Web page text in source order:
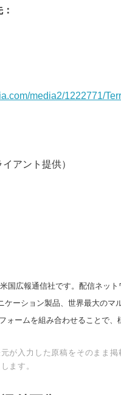
media2/1222771/
アント提供）
国広報通信社です。配信ネッ
ケーション製品、世界最大の
ォームを組み合わせることで、
が入力した原稿をそのまま
ます。